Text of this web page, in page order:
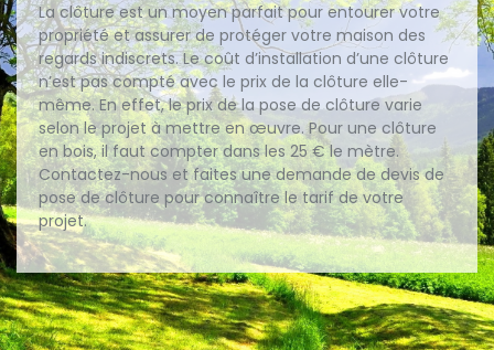
La clôture est un moyen parfait pour entourer votre
propriété et assurer de protéger votre maison des
regards indiscrets. Le coût d’installation d’une clôture
n’est pas compté avec le prix de la clôture elle-
même. En effet, le prix de la pose de clôture varie
selon le projet à mettre en œuvre. Pour une clôture
en bois, il faut compter dans les 25 € le mètre.
Contactez-nous et faites une demande de devis de
pose de clôture pour connaître le tarif de votre
projet.